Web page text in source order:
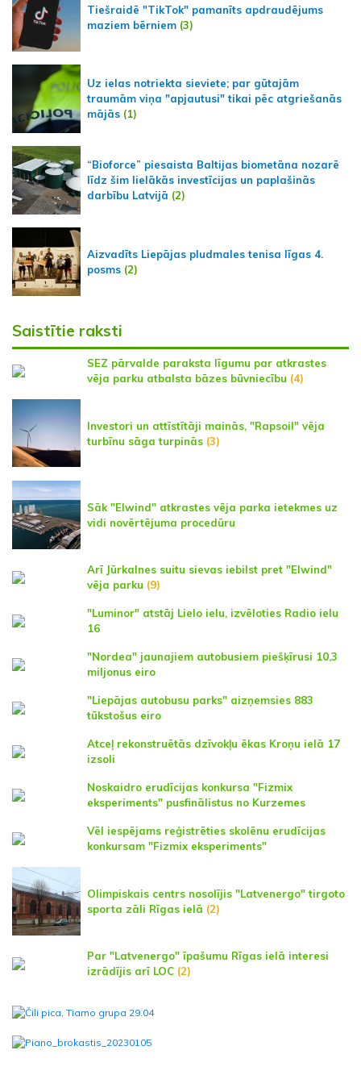
Tiešraidē "TikTok" pamanīts apdraudējums
maziem bērniem (3)
Uz ielas notriekta sieviete; par gūtajām
traumām viņa "apjautusi" tikai pēc atgriešanās
mājās (1)
“Bioforce” piesaista Baltijas biometāna nozarē
līdz šim lielākās investīcijas un paplašinās
darbību Latvijā (2)
Aizvadīts Liepājas pludmales tenisa līgas 4.
posms (2)
Saistītie raksti
SEZ pārvalde paraksta līgumu par atkrastes
vēja parku atbalsta bāzes būvniecību (4)
Investori un attīstītāji mainās, "Rapsoil" vēja
turbīnu sāga turpinās (3)
Sāk "Elwind" atkrastes vēja parka ietekmes uz
vidi novērtējuma procedūru
Arī Jūrkalnes suitu sievas iebilst pret "Elwind"
vēja parku (9)
"Luminor" atstāj Lielo ielu, izvēloties Radio ielu
16
"Nordea" jaunajiem autobusiem piešķīrusi 10,3
miljonus eiro
"Liepājas autobusu parks" aizņemsies 883
tūkstošus eiro
Atceļ rekonstruētās dzīvokļu ēkas Kroņu ielā 17
izsoli
Noskaidro erudīcijas konkursa "Fizmix
eksperiments" pusfinālistus no Kurzemes
Vēl iespējams reģistrēties skolēnu erudīcijas
konkursam "Fizmix eksperiments"
Olimpiskais centrs nosolījis "Latvenergo" tirgoto
sporta zāli Rīgas ielā (2)
Par "Latvenergo" īpašumu Rīgas ielā interesi
izrādījis arī LOC (2)